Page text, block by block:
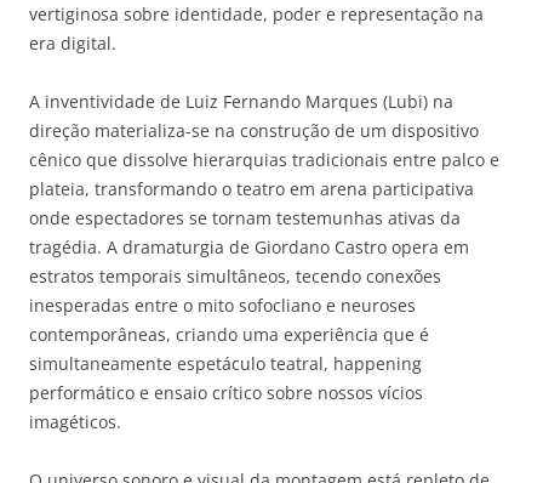
vertiginosa sobre identidade, poder e representação na
era digital.
A inventividade de Luiz Fernando Marques (Lubi) na
direção materializa-se na construção de um dispositivo
cênico que dissolve hierarquias tradicionais entre palco e
plateia, transformando o teatro em arena participativa
onde espectadores se tornam testemunhas ativas da
tragédia. A dramaturgia de Giordano Castro opera em
estratos temporais simultâneos, tecendo conexões
inesperadas entre o mito sofocliano e neuroses
contemporâneas, criando uma experiência que é
simultaneamente espetáculo teatral, happening
performático e ensaio crítico sobre nossos vícios
imagéticos.